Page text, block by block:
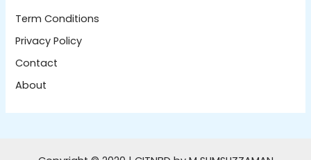
Term Conditions
Privacy Policy
Contact
About